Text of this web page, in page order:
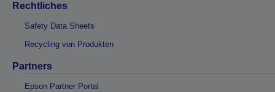
Rechtliches
Safety Data Sheets
Recycling von Produkten
Partners
Epson Partner Portal